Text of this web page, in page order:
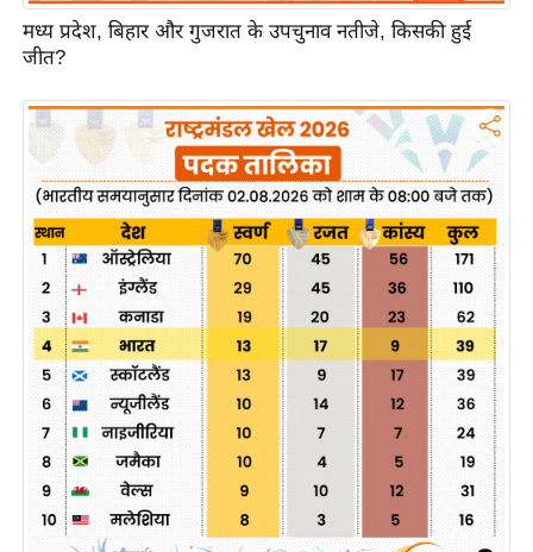
L
2
2
क्रा
इ
म
पे
प
मि
सा
मध्य प्रदेश, बिहार और गुजरात के उपचुनाव नतीजे, किसकी हुई
जीत?